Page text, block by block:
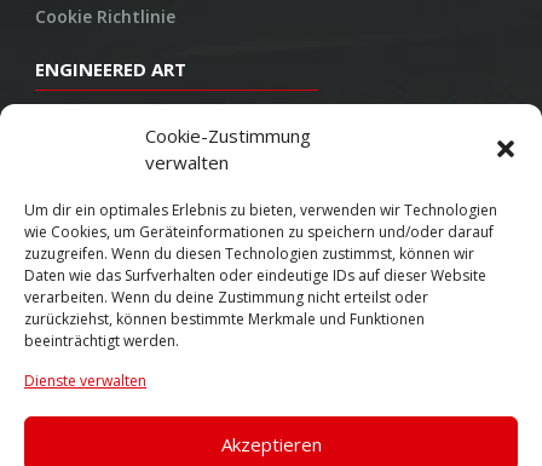
Cookie-Zustimmung
verwalten
Um dir ein optimales Erlebnis zu bieten, verwenden wir Technologien
wie Cookies, um Geräteinformationen zu speichern und/oder darauf
zuzugreifen. Wenn du diesen Technologien zustimmst, können wir
Daten wie das Surfverhalten oder eindeutige IDs auf dieser Website
verarbeiten. Wenn du deine Zustimmung nicht erteilst oder
zurückziehst, können bestimmte Merkmale und Funktionen
beeinträchtigt werden.
Dienste verwalten
Akzeptieren
Cookie Richtlinie
ENGINEERED ART
Konstruktion
Herstellung
Endbearbeitung
SOCIAL
Youtube
Twitter